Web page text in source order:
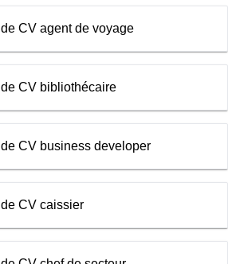
CV agent de voyage
CV bibliothécaire
CV business developer
CV caissier